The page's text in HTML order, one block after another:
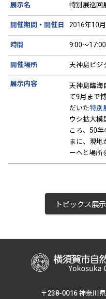
展示名 特別展巡回
開催期間・開催日 2016年10
時間 9:00～17:00
開催場所 天神島ビジ
展示内容
天神島臨海
て9月まで
だいた特別
ウシ拡大模
ころ、50
まに、現地
ーへと場所
トピックス展
〒238-0016 神奈川